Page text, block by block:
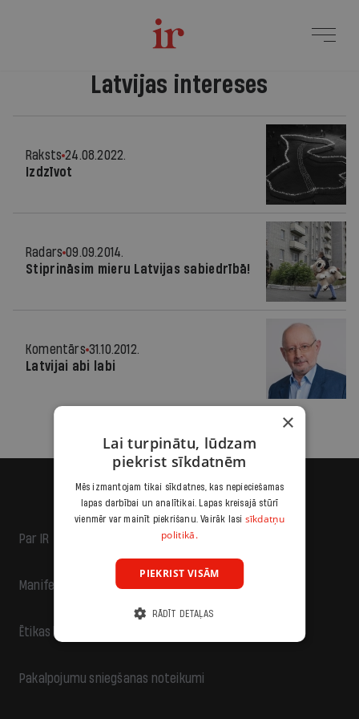
Latvijas intereses
Raksts 24.08.2022.
Izdzīvot
Radars 09.09.2014.
Stiprināsim mieru Latvijas sabiedrībā!
Komentārs 31.10.2012.
Latvijai abi labi
Par IR
Manifests
Ētikas kodekss
Pakalpojumu sniegšanas noteikumi
×
Lai turpinātu, lūdzam
piekrist sīkdatnēm
Mēs izmantojam tikai sīkdatnes, kas nepieciešamas
lapas darbībai un analītikai. Lapas kreisajā stūrī
vienmēr var mainīt piekrišanu. Vairāk lasi sīkdatņu
politikā.
PIEKRIST VISĀM
RĀDĪT DETAĻAS